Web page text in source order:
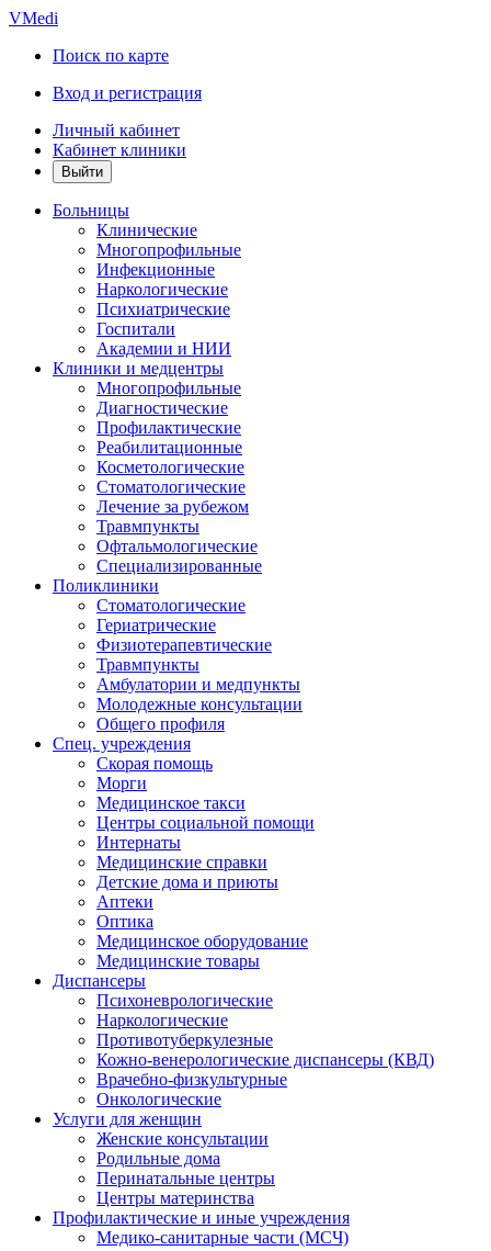
VMedi
Поиск по карте
Вход и регистрация
Личный кабинет
Кабинет клиники
Больницы
Клинические
Многопрофильные
Инфекционные
Наркологические
Психиатрические
Госпитали
Академии и НИИ
Клиники и медцентры
Многопрофильные
Диагностические
Профилактические
Реабилитационные
Косметологические
Стоматологические
Лечение за рубежом
Травмпункты
Офтальмологические
Специализированные
Поликлиники
Стоматологические
Гериатрические
Физиотерапевтические
Травмпункты
Амбулатории и медпункты
Молодежные консультации
Общего профиля
Спец. учреждения
Скорая помощь
Морги
Медицинское такси
Центры социальной помощи
Интернаты
Медицинские справки
Детские дома и приюты
Аптеки
Оптика
Медицинское оборудование
Медицинские товары
Диспансеры
Психоневрологические
Наркологические
Противотуберкулезные
Кожно-венерологические диспансеры (КВД)
Врачебно-физкультурные
Онкологические
Услуги для женщин
Женские консультации
Родильные дома
Перинатальные центры
Центры материнства
Профилактические и иные учреждения
Медико-санитарные части (МСЧ)